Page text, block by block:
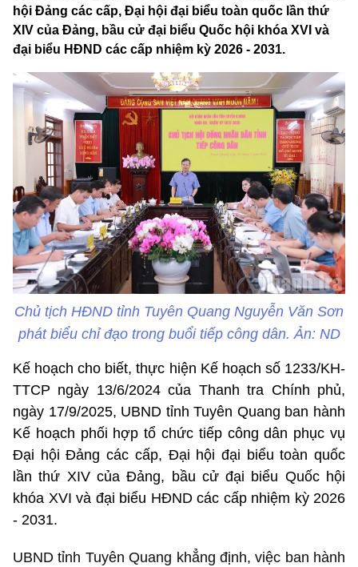
hội Đảng các cấp, Đại hội đại biểu toàn quốc lần thứ
XIV của Đảng, bầu cử đại biểu Quốc hội khóa XVI và
đại biểu HĐND các cấp nhiệm kỳ 2026 - 2031.
Chủ tịch HĐND tỉnh Tuyên Quang Nguyễn Văn Sơn
phát biểu chỉ đạo trong buổi tiếp công dân. Ản: ND
Kế hoạch cho biết, thực hiện Kế hoạch số 1233/KH-
TTCP ngày 13/6/2024 của Thanh tra Chính phủ,
ngày 17/9/2025, UBND tỉnh Tuyên Quang ban hành
Kế hoạch phối hợp tổ chức tiếp công dân phục vụ
Đại hội Đảng các cấp, Đại hội đại biểu toàn quốc
lần thứ XIV của Đảng, bầu cử đại biểu Quốc hội
khóa XVI và đại biểu HĐND các cấp nhiệm kỳ 2026
- 2031.
UBND tỉnh Tuyên Quang khẳng định, việc ban hành